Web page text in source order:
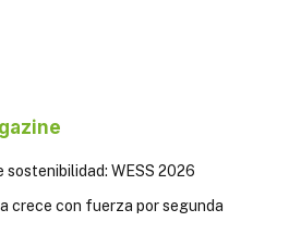
WESS 2026
crece con fuerza por segunda